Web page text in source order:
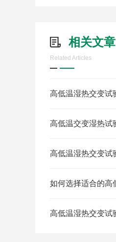
相关文章
Related Articles